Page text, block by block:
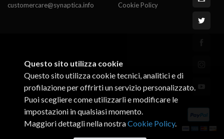
customercare@synaptica.info
Cookie Policy
Questo sito utilizza cookie
Questo sito utilizza cookie tecnici, analitici e di
profilazione per offrirti un servizio personalizzato.
Puoi scegliere come utilizzarli e modificare le
impostazioni in qualsiasi momento.
Maggiori dettagli nella nostraCookie Policy.